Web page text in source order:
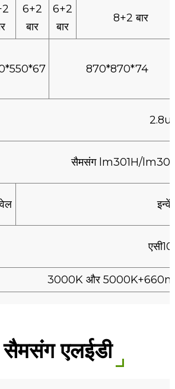
6+2
बार
6+2
बार
8+2 बार
870*870*74
सैमसंग lm301H/
3000K और
एलईडी